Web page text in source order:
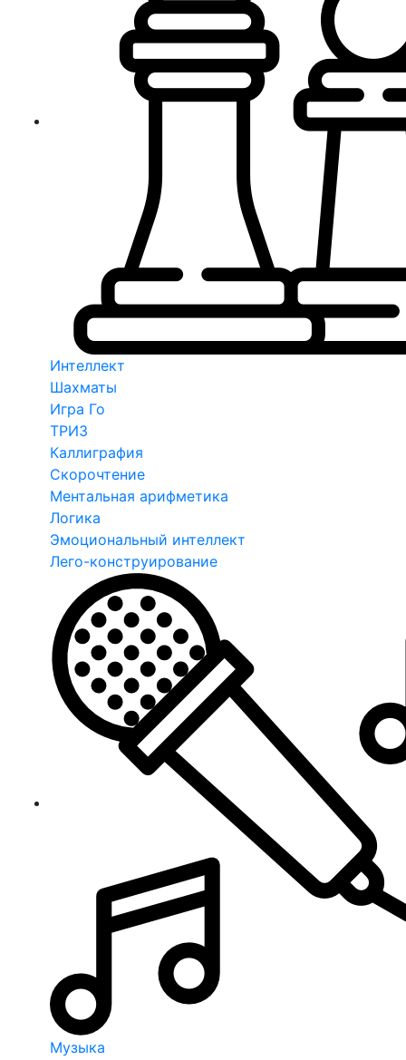
Интеллект
Шахматы
Игра Го
ТРИЗ
Каллиграфия
Скорочтение
Ментальная арифметика
Логика
Эмоциональный интеллект
Лего-конструирование
Музыка